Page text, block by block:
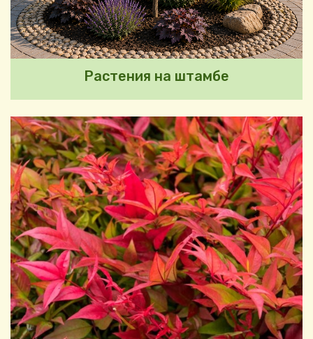
Растения на штамбе